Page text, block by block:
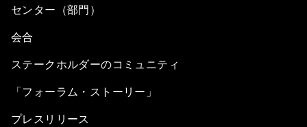
センター（部門）
会合
ステークホルダーのコミュニティ
「フォーラム・ストーリー」
プレスリリース